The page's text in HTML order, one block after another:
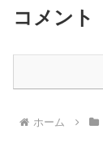
コメント
ホーム